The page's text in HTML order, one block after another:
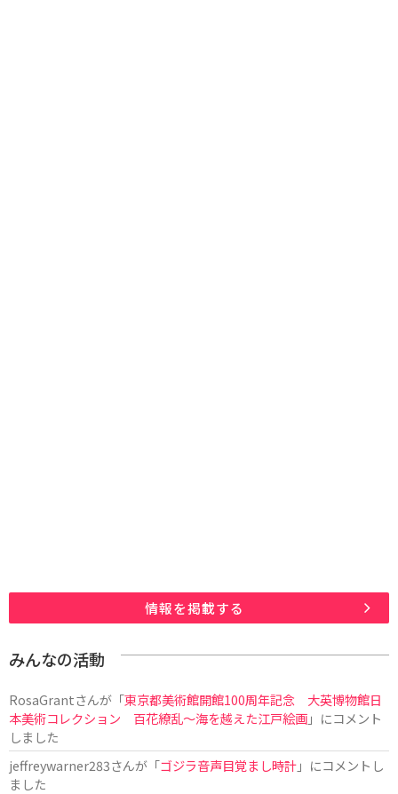
情報を掲載する
みんなの活動
RosaGrantさんが「東京都美術館開館100周年記念 大英博物館日
本美術コレクション 百花繚乱～海を越えた江戸絵画」にコメント
しました
jeffreywarner283さんが「ゴジラ音声目覚まし時計」にコメントし
ました